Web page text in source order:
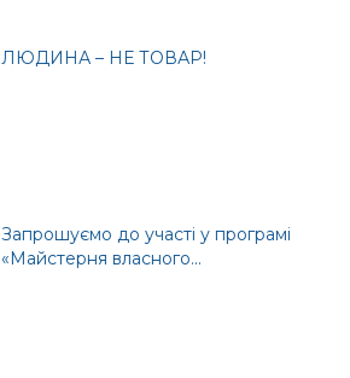
ЛЮДИНА – НЕ ТОВАР!
Запрошуємо до участі у програмі
«Майстерня власного...